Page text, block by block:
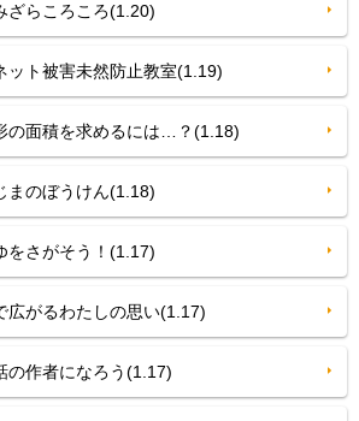
らころころ(1.20)
ト被害未然防止教室(1.19)
面積を求めるには…？(1.18)
のぼうけん(1.18)
さがそう！(1.17)
がるわたしの思い(1.17)
作者になろう(1.17)